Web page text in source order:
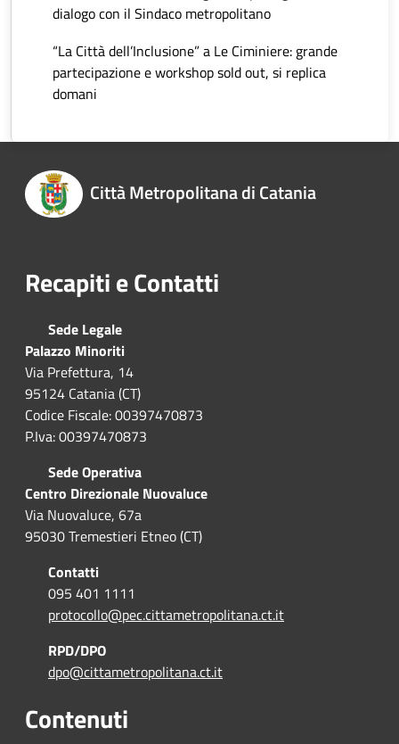
dialogo con il Sindaco metropolitano
“La Città dell’Inclusione” a Le Ciminiere: grande
partecipazione e workshop sold out, si replica
domani
Città Metropolitana di Catania
Recapiti e Contatti
Sede Legale
Palazzo Minoriti
Via Prefettura, 14
95124 Catania (CT)
Codice Fiscale: 00397470873
P.Iva: 00397470873
Sede Operativa
Centro Direzionale Nuovaluce
Via Nuovaluce, 67a
95030 Tremestieri Etneo (CT)
Contatti
095 401 1111
protocollo@pec.cittametropolitana.ct.it
RPD/DPO
dpo@cittametropolitana.ct.it
Contenuti